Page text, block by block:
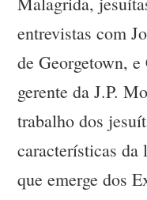
entrevistas com
de Georgetown,
gerente da J.P.
trabalho dos
características
que emerge dos